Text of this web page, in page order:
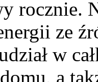
rocznie.
ze
w
a